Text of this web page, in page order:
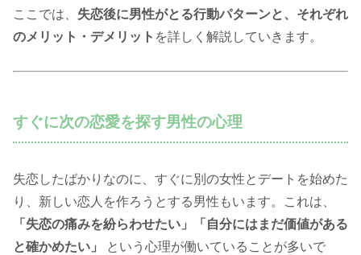
ここでは、 失恋後に男性がとる行動パターンと、それぞれ
のメリット・デメリット を詳しく解説していきます。
すぐに次の恋愛を探す男性の心理
失恋したばかりなのに、すぐに別の女性とデートを始めた
り、新しい恋人を作ろうとする男性もいます。これは、
「失恋の痛みを紛らわせたい」「自分にはまだ価値がある
と確かめたい」
という心理が働いていることが多いで